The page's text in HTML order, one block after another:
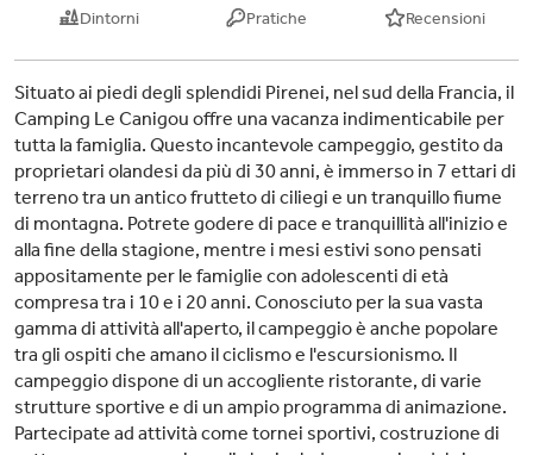
Dintorni Pratiche Recensioni
Situato ai piedi degli splendidi Pirenei, nel sud della Francia, il
Camping Le Canigou offre una vacanza indimenticabile per
tutta la famiglia. Questo incantevole campeggio, gestito da
proprietari olandesi da più di 30 anni, è immerso in 7 ettari di
terreno tra un antico frutteto di ciliegi e un tranquillo fiume
di montagna. Potrete godere di pace e tranquillità all'inizio e
alla fine della stagione, mentre i mesi estivi sono pensati
appositamente per le famiglie con adolescenti di età
compresa tra i 10 e i 20 anni. Conosciuto per la sua vasta
gamma di attività all'aperto, il campeggio è anche popolare
tra gli ospiti che amano il ciclismo e l'escursionismo. Il
campeggio dispone di un accogliente ristorante, di varie
strutture sportive e di un ampio programma di animazione.
Partecipate ad attività come tornei sportivi, costruzione di